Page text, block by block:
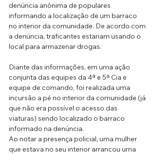
denúncia anônima de populares
informando a localização de um barraco
no interior da comunidade. De acordo com
a denúncia, traficantes estariam usando o
local para armazenar drogas.
Diante das informações, em uma ação
conjunta das equipes da 4ª e 5ª Cia e
equipe de comando, foi realizada uma
incursão a pé no interior da comunidade (já
que não era possível o acesso das
viaturas) sendo localizado o barraco
informado na denúncia.
Ao notar a presença policial, uma mulher
que estava no seu interior arrancou uma